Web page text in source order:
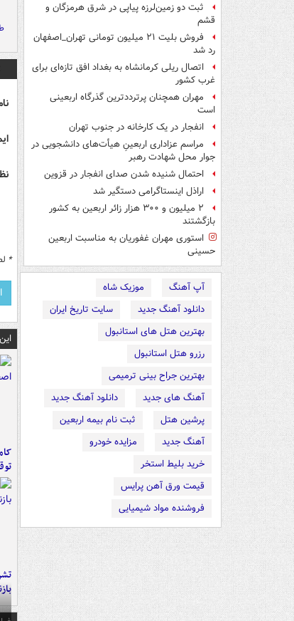
ثبت دو زمین‌لرزه پیاپی در شرق هرمزگان و
قشم
فروش بلیت ۲۱ میلیون تومانی تهران_اصفهان
رد شد
اتصال ریلی کرمانشاه به بغداد افق تازه‌ای برای
غرب کشور
مهران همچنان پرترددترین گذرگاه اربعینی
است
انفجار در یک کارخانه در جنوب تهران
مراسم عزاداری اربعینِ هیأت‌های دانشجویی در
جوار محل شهادت رهبر
احتمال شنیده شدن صدای انفجار در قزوین
اراذل اینستاگرامی دستگیر شد
۲ میلیون و ۳۰۰ هزار زائر اربعین به کشور
بازگشتند
استوری مهران غفوریان به مناسبت اربعین
حسینی
آپ آهنگ
موزیک شاه
دانلود آهنگ جدید
سایت تاریخ ایران
بهترین هتل های استانبول
رزرو هتل استانبول
بهترین جراح بینی ترمیمی
آهنگ های جدید
دانلود آهنگ جدید
پرشین هتل
ثبت نام بیمه اربعین
آهنگ جدید
مزایده خودرو
خرید بلیط استخر
قیمت ورق آهن پرایس
فروشنده مواد شیمیایی
*